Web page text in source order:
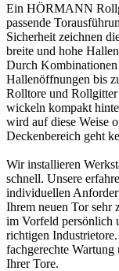
Ein HÖRMANN
passende
Sicherheit zeichnen
breite und hohe
Durch
Hallenöffnungen bis
Rolltore und
wickeln kompakt
wird auf diese Weise
Deckenbereich geht
Wir installieren
schnell. Unsere
individuellen
Ihrem neuen Tor sehr
im Vorfeld persönlich
richtigen
fachgerechte
Ihrer Tore.